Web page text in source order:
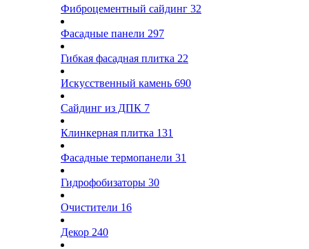
Фиброцементный сайдинг 32
Фасадные панели 297
Гибкая фасадная плитка 22
Искусственный камень 690
Сайдинг из ДПК 7
Клинкерная плитка 131
Фасадные термопанели 31
Гидрофобизаторы 30
Очистители 16
Декор 240